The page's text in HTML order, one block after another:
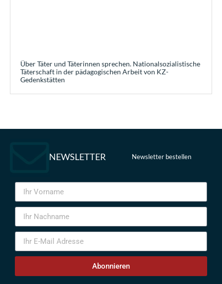
Über Täter und Täterinnen sprechen. Nationalsozialistische
Täterschaft in der pädagogischen Arbeit von KZ-
Gedenkstätten
NEWSLETTER Newsletter bestellen
Abonnieren